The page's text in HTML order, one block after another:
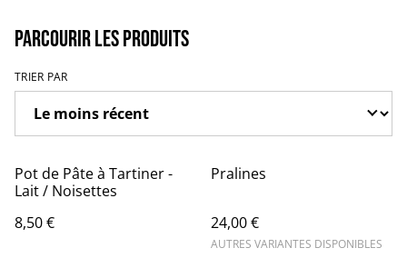
Parcourir les produits
TRIER PAR
Pot de Pâte à Tartiner -
Lait / Noisettes
8,50 €
Pralines
24,00 €
AUTRES VARIANTES DISPONIBLES